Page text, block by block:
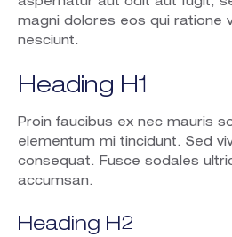
aspernatur aut odit aut fugit,
magni dolores eos qui ratione
nesciunt.
Heading H1
Proin faucibus ex nec mauris
elementum mi tincidunt. Sed
consequat. Fusce sodales
accumsan.
Heading H2